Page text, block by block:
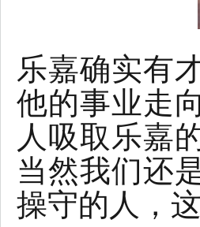
乐嘉确实有
他的事业走
人吸取乐嘉
当然我们还
操守的人，